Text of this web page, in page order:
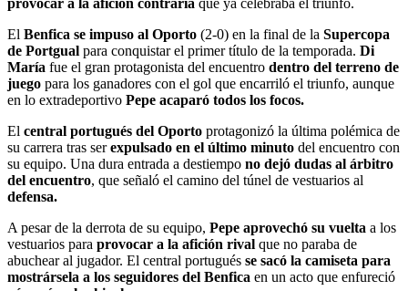
provocar a la afición contraria que ya celebraba el triunfo.
El Benfica se impuso al Oporto (2-0) en la final de la Supercopa
de Portgual para conquistar el primer título de la temporada. Di
María fue el gran protagonista del encuentro dentro del terreno de
juego para los ganadores con el gol que encarriló el triunfo, aunque
en lo extradeportivo Pepe acaparó todos los focos.
El central portugués del Oporto protagonizó la última polémica de
su carrera tras serexpulsado en el último minuto del encuentro con
su equipo. Una dura entrada a destiempo no dejó dudas al árbitro
del encuentro, que señaló el camino del túnel de vestuarios al
defensa.
A pesar de la derrota de su equipo, Pepe aprovechó su vuelta a los
vestuarios para provocar a la afición rival que no paraba de
abuchear al jugador. El central portugués se sacó la camiseta para
mostrársela a los seguidores del Benfica en un acto que enfureció